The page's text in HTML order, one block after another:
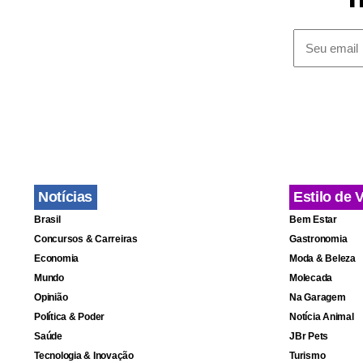
A empresa
aceleram a
até cinco
Notícias
Brasil
Concursos & Carreiras
Economia
Mundo
Opinião
Política & Poder
Saúde
Tecnologia & Inovação
Estilo de
Bem Estar
Gastronomia
Moda & Beleza
Molecada
Na Garagem
Notícia Animal
JBr Pets
Turismo